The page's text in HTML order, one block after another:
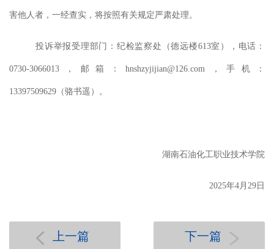
害他人者，一经查实，将按照有关规定严肃处理。
投诉举报受理部门：纪检监察处（德远楼613室） ， 电话：
0730-3066013，邮箱：hnshzyjijian@126.com，手机：
13397509629（骆书遥）。
湖南石油化工职业技术学院
2025年4月 29 日
上一篇 下一篇